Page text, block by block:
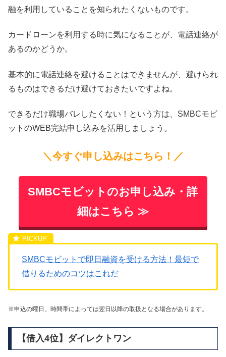
融を利用していることを知られたくないものです。
カードローンを利用する時に気になることが、電話連絡が
あるのかどうか。
基本的に電話連絡を避けることはできませんが、避けられ
るものはできるだけ避けておきたいですよね。
できるだけ職場バレしたくない！という方は、SMBCモビ
ットのWEB完結申し込みを活用しましょう。
＼今すぐ申し込みはこちら！／
SMBCモビットのお申し込み・詳
細はこちら ≫
SMBCモビットで即日融資を受ける方法！最短で
借りるためのコツはこれだ
※申込の曜日、時間帯によっては翌日以降の取扱となる場合があります。
【借入4位】ダイレクトワン